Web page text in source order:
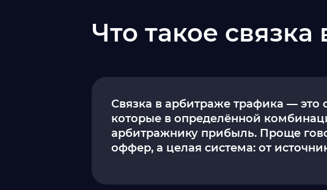
Что такое
Связка в арбитраже трафика — это
которые в определённой
арбитражнику прибыль. Проще
оффер, а целая система: от